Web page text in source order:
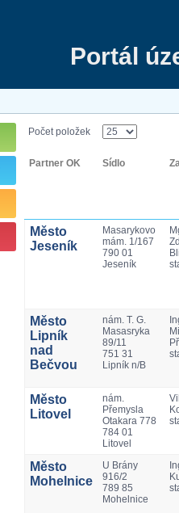
Portál
Počet položek
Partner OK Sídlo
Město
Jeseník
Masarykovo
mám. 1/167
790 01
Jeseník
Město
Lipník
nad
Bečvou
nám. T. G.
Masasryka
89/11
751 31
Lipník n/B
Město
Litovel
nám.
Přemysla
Otakara 778
784 01
Litovel
Město
Mohelnice
U Brány
916/2
789 85
Mohelnice